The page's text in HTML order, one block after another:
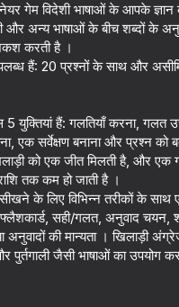
गेम विदेशी भाषाओं के आपके
और अन्य भाषाओं के बीच शब्दों के
करती है ।
हैं: 20 प्रश्नों के साथ और
5 युक्तियां हैं: गलतियाँ करना, गलत
एक सर्वेक्षण बनाना और प्रश्न को
को एक जीत मिलती है, और एक
तक कम हो जाती है ।
के लिए विभिन्न तरीकों के साथ
सही/गलत, अनुवाद चयन,
या अनुवादों की मान्यता । खिलाड़ी
पुर्तगाली जैसी भाषाओं का उपयोग